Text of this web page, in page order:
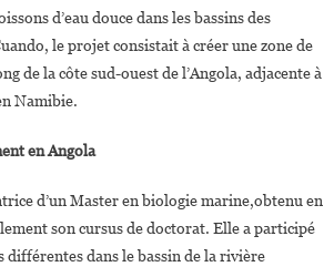
d’eau douce dans les bassins des
le projet consistait à créer une zone de
de la côte sud-ouest de l’Angola, adjacente à
Namibie.
en Angola
d’un Master en biologie marine,obtenu en
son cursus de doctorat. Elle a participé
différentes dans le bassin de la rivière